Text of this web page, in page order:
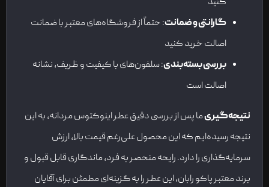
گارانتی و ضمانت: حتماً از فروشگاه‌های معتبر با ضمانت
اصالت خرید کنید
بررسی بسته‌بندی: سلفون‌های با کیفیت و ظریف، نشانه
اصالت است
نتیجه‌گیریما پس از بررسی دقیق عطر اینوکتوس مردانه، به این
نتیجه رسیده‌ایم که این محصول علی‌رغم قیمت بالا، ارزش
سرمایه‌گذاری را دارد. رایحه منحصر به فرد، ماندگاری قابل قبول و
برند معتبر پاکو رابان، این عطر را به گزینه‌ای مطمئن برای آقایان